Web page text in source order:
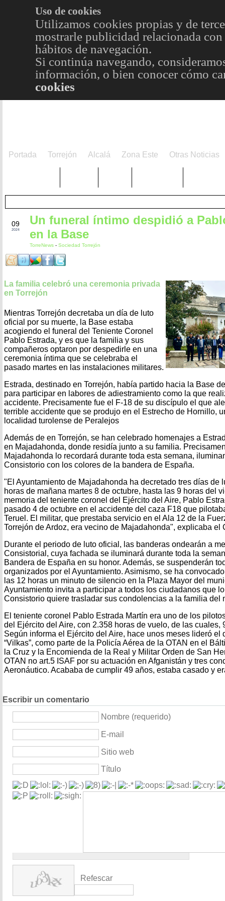
Uso de cookies
Utilizamos cookies propias y de
mostrarle publicidad relacionada
hábitos de navegación.
Si continúa navegando,
información, o bien conocer cómo
cookies
Portada Torrejón Alcalá Zona Este Otras Noticias
09
2024
Un funeral íntimo despidió a
en la Base
TorreNews - Sociedad Torrejón
La familia celebró una ceremonia privada
en Torrejón
Mientras Torrejón decretaba un día de luto
oficial por su muerte, la Base estaba
acogiendo el funeral del Teniente Coronel
Pablo Estrada, y es que la familia y sus
compañeros optaron por despedirle en una
ceremonia íntima que se celebraba el
pasado martes en las instalaciones militares.
Estrada, destinado en Torrejón, había partido hacia la Base
para participar en labores de adiestramiento como la que
accidente. Precisamente fue el F-18 de su discípulo el que
terrible accidente que se produjo en el Estrecho de Hornillo,
localidad turolense de Peralejos
Además de en Torrejón, se han celebrado homenajes a
en Majadahonda, donde residía junto a su familia.
Majadahonda lo recordará durante toda esta semana,
Consistorio con los colores de la bandera de España.
"El Ayuntamiento de Majadahonda ha decretado tres días de
horas de mañana martes 8 de octubre, hasta las 9 horas del
memoria del teniente coronel del Ejército del Aire, Pablo
pasado 4 de octubre en el accidente del caza F18 que
Teruel. El militar, que prestaba servicio en el Ala 12 de la
Torrejón de Ardoz, era vecino de Majadahonda", explicaba el
Durante el periodo de luto oficial, las banderas ondearán a
Consistorial, cuya fachada se iluminará durante toda la
Bandera de España en su honor. Además, se suspenderán
organizados por el Ayuntamiento. Asimismo, se ha
las 12 horas un minuto de silencio en la Plaza Mayor del
Ayuntamiento invita a participar a todos los ciudadanos que
Consistorio quiere trasladar sus condolencias a la familia del
El teniente coronel Pablo Estrada Martín era uno de los
del Ejército del Aire, con 2.358 horas de vuelo, de las cuales,
Según informa el Ejército del Aire, hace unos meses lideró el
“Vilkas”, como parte de la Policía Aérea de la OTAN en el
la Cruz y la Encomienda de la Real y Militar Orden de San
OTAN no art.5 ISAF por su actuación en Afganistán y tres
Aeronáutico. Acababa de cumplir 49 años, estaba casado y
Escribir un comentario
Nombre (requerido)
E-mail
Sitio web
Título
Refescar